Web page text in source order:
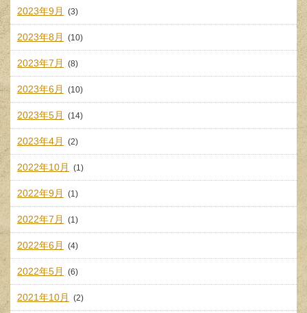
2023年9月 (3)
2023年8月 (10)
2023年7月 (8)
2023年6月 (10)
2023年5月 (14)
2023年4月 (2)
2022年10月 (1)
2022年9月 (1)
2022年7月 (1)
2022年6月 (4)
2022年5月 (6)
2021年10月 (2)